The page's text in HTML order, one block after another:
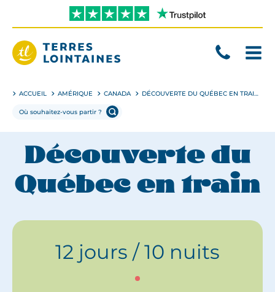
directement
contenu
ACCUEIL AMÉRIQUE CANADA DÉCOUVERTE DU QUÉBEC EN TRAIN
Découverte du
Québec en train
12 jours / 10 nuits